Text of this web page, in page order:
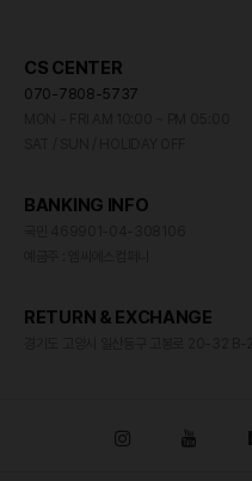
CS CENTER
070-7808-5737
BANKING INFO
RETURN & EXCHANGE